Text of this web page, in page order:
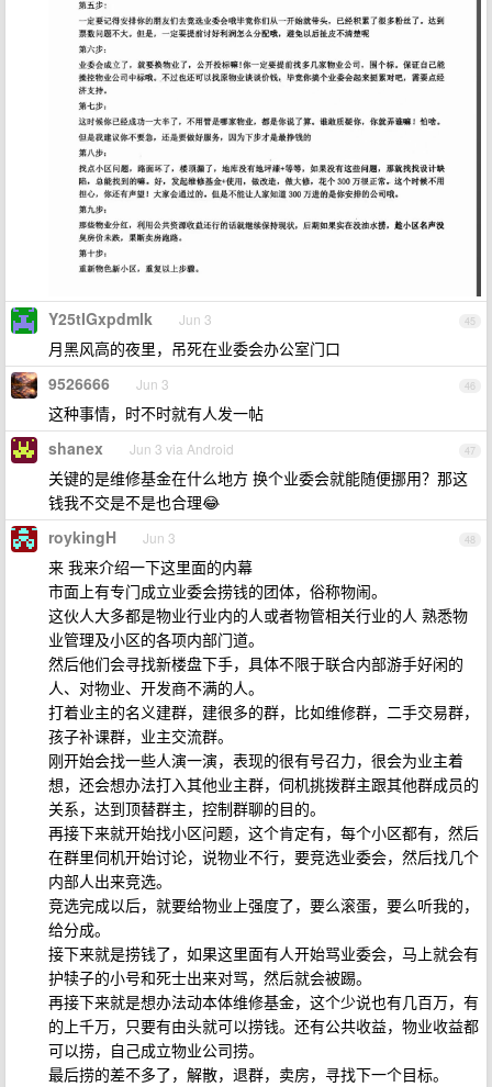
45
Y25tIGxpdmlk Jun 3
月黑风高的夜里，吊死在业委会办公室门口
46
9526666 Jun 3
这种事情，时不时就有人发一帖
47
shanex Jun 3 via Android
关键的是维修基金在什么地方 换个业委会就能随便挪用？那这
钱我不交是不是也合理😂
48
roykingH Jun 3
来 我来介绍一下这里面的内幕
市面上有专门成立业委会捞钱的团体，俗称物闹。
这伙人大多都是物业行业内的人或者物管相关行业的人 熟悉物
业管理及小区的各项内部门道。
然后他们会寻找新楼盘下手，具体不限于联合内部游手好闲的
人、对物业、开发商不满的人。
打着业主的名义建群，建很多的群，比如维修群，二手交易群，
孩子补课群，业主交流群。
刚开始会找一些人演一演，表现的很有号召力，很会为业主着
想，还会想办法打入其他业主群，伺机挑拨群主跟其他群成员的
关系，达到顶替群主，控制群聊的目的。
再接下来就开始找小区问题，这个肯定有，每个小区都有，然后
在群里伺机开始讨论，说物业不行，要竞选业委会，然后找几个
内部人出来竞选。
竞选完成以后，就要给物业上强度了，要么滚蛋，要么听我的，
给分成。
接下来就是捞钱了，如果这里面有人开始骂业委会，马上就会有
护犊子的小号和死士出来对骂，然后就会被踢。
再接下来就是想办法动本体维修基金，这个少说也有几百万，有
的上千万，只要有由头就可以捞钱。还有公共收益，物业收益都
可以捞，自己成立物业公司捞。
最后捞的差不多了，解散，退群，卖房，寻找下一个目标。